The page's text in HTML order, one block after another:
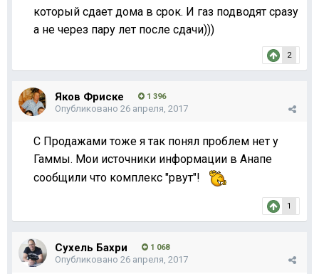
который сдает дома в срок. И газ подводят сразу
а не через пару лет после сдачи)))
2
Яков Фриске 1 396
Опубликовано 26 апреля, 2017
С Продажами тоже я так понял проблем нет у
Гаммы. Мои источники информации в Анапе
сообщили что комплекс "рвут"!
1
Сухель Бахри 1 068
Опубликовано 26 апреля, 2017